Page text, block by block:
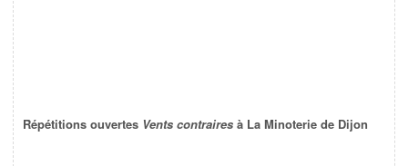
Répétitions ouvertes Vents contraires à La Minoterie de Dijon